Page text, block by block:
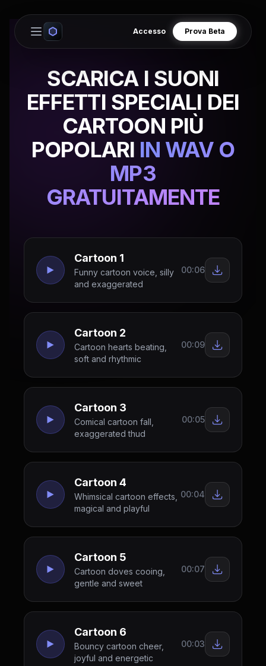
Open main menu
Accesso Prova Beta
SCARICA I SUONI
EFFETTI SPECIALI DEI
CARTOON PIÙ
POPOLARI IN WAV O
MP3
GRATUITAMENTE
Cartoon 1
Funny cartoon voice, silly
and exaggerated
00:06
Cartoon 2
Cartoon hearts beating,
soft and rhythmic
00:09
Cartoon 3
Comical cartoon fall,
exaggerated thud
00:05
Cartoon 4
Whimsical cartoon effects,
magical and playful
00:04
Cartoon 5
Cartoon doves cooing,
gentle and sweet
00:07
Cartoon 6
Bouncy cartoon cheer,
joyful and energetic
00:03